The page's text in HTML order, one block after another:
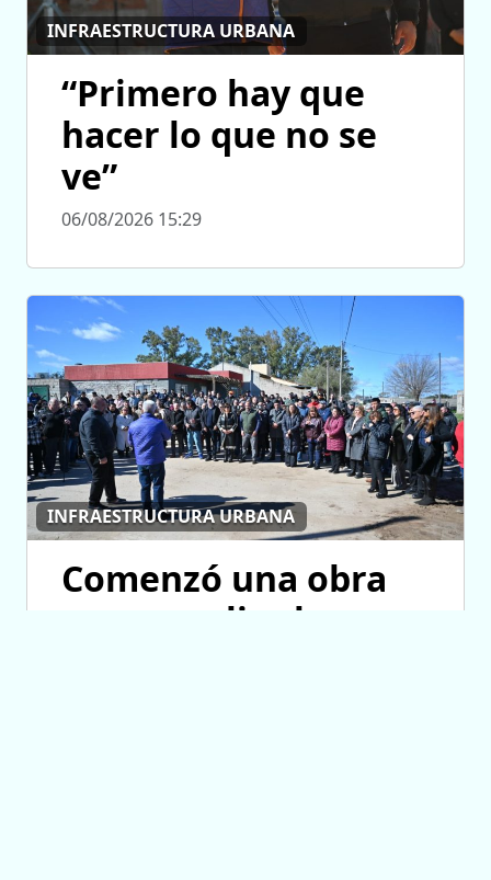
INFRAESTRUCTURA URBANA
“Primero hay que
hacer lo que no se
ve”
06/08/2026 15:29
INFRAESTRUCTURA URBANA
Comenzó una obra
para ampliar las